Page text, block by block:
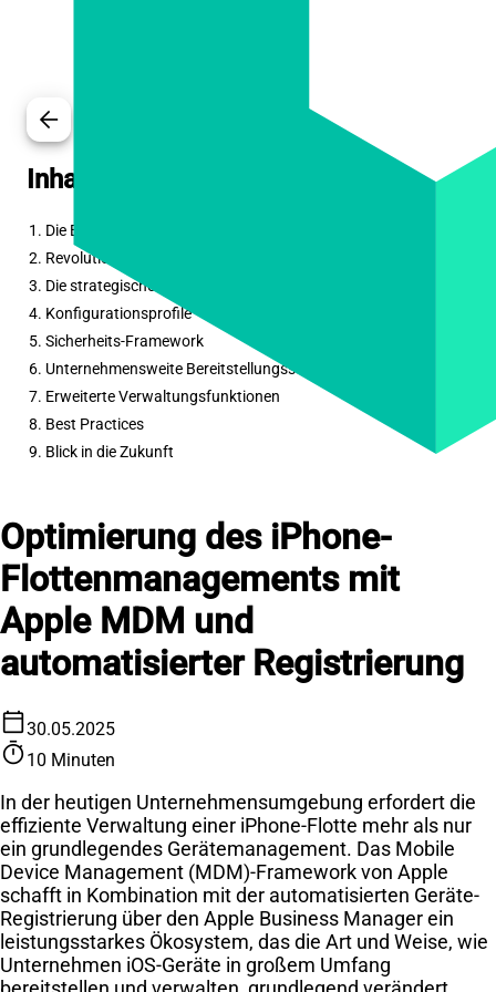
arrow_back
Inhaltsverzeichnis
1. Die Entwicklung der Apple-MDM-Architektur
2. Revolutionierung der Bereitstellung
3. Die strategische Rolle des Apple Business Managers
4. Konfigurationsprofile
5. Sicherheits-Framework
6. Unternehmensweite Bereitstellungsstrategie
7. Erweiterte Verwaltungsfunktionen
8. Best Practices
9. Blick in die Zukunft
Optimierung des iPhone-
Flottenmanagements mit
Apple MDM und
automatisierter Registrierung
calendar_today30.05.2025
timer10 Minuten
In der heutigen Unternehmensumgebung erfordert die
effiziente Verwaltung einer iPhone-Flotte mehr als nur
ein grundlegendes Gerätemanagement. Das Mobile
Device Management (MDM)-Framework von Apple
schafft in Kombination mit der automatisierten Geräte-
Registrierung über den Apple Business Manager ein
leistungsstarkes Ökosystem, das die Art und Weise, wie
Unternehmen iOS-Geräte in großem Umfang